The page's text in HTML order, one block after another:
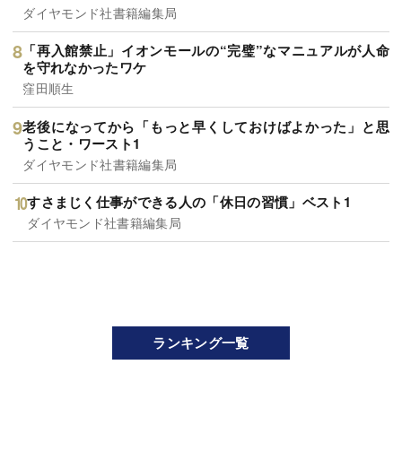
ダイヤモンド社書籍編集局
「再入館禁止」イオンモールの“完璧”なマニュアルが人命
を守れなかったワケ
窪田順生
老後になってから「もっと早くしておけばよかった」と思
うこと・ワースト1
ダイヤモンド社書籍編集局
すさまじく仕事ができる人の「休日の習慣」ベスト1
ダイヤモンド社書籍編集局
ランキング一覧